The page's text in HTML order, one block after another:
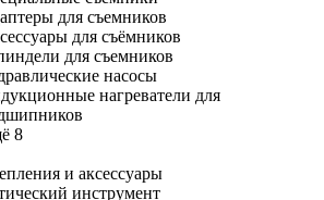
для съемников
для съёмников
для съемников
насосы
нагреватели для
8
и аксессуары
инструмент